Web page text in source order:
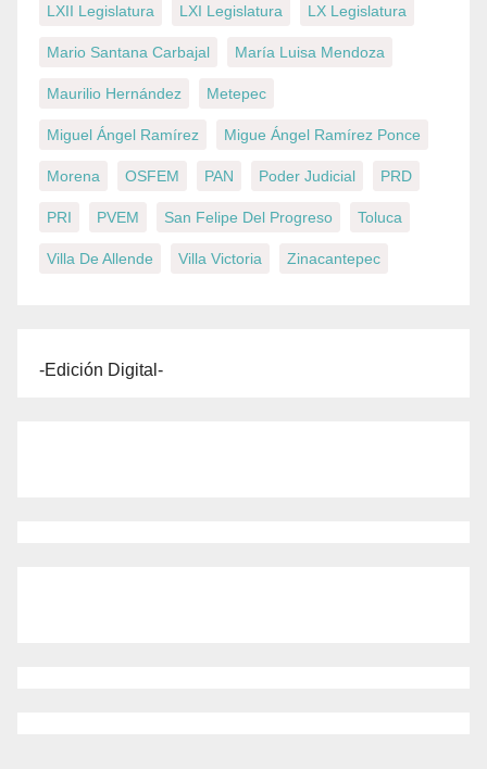
LXII Legislatura LXI Legislatura LX Legislatura
Mario Santana Carbajal María Luisa Mendoza
Maurilio Hernández Metepec
Miguel Ángel Ramírez Migue Ángel Ramírez Ponce
Morena OSFEM PAN Poder Judicial PRD
PRI PVEM San Felipe Del Progreso Toluca
Villa De Allende Villa Victoria Zinacantepec
-Edición Digital-